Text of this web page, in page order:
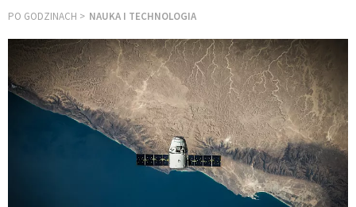
PO GODZINACH NAUKA I TECHNOLOGIA